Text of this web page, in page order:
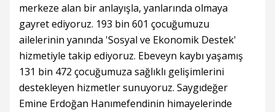
merkeze alan bir anlayışla, yanlarında olmaya
gayret ediyoruz. 193 bin 601 çocuğumuzu
ailelerinin yanında 'Sosyal ve Ekonomik Destek'
hizmetiyle takip ediyoruz. Ebeveyn kaybı yaşamış
131 bin 472 çocuğumuza sağlıklı gelişimlerini
destekleyen hizmetler sunuyoruz. Saygıdeğer
Emine Erdoğan Hanımefendinin himayelerinde